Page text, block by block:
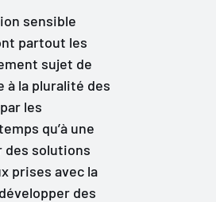
sensible
partout les
sujet de
la pluralité des
les
qu’à une
des solutions
prises avec la
des